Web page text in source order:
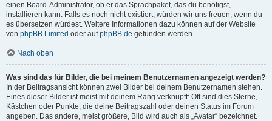
einen Board-Administrator, ob er das Sprachpaket, das du benötigst,
installieren kann. Falls es noch nicht existiert, würden wir uns freuen, wenn du
es übersetzen würdest. Weitere Informationen dazu können auf der Website
von phpBB Limited oder aufphpBB.de gefunden werden.
Nach oben
Was sind das für Bilder, die bei meinem Benutzernamen angezeigt werden?
In der Beitragsansicht können zwei Bilder bei deinem Benutzernamen stehen.
Eines dieser Bilder ist meist mit deinem Rang verknüpft: Oft sind dies Sterne,
Kästchen oder Punkte, die deine Beitragszahl oder deinen Status im Forum
angeben. Das andere, meist größere, Bild wird auch als „Avatar“ bezeichnet.